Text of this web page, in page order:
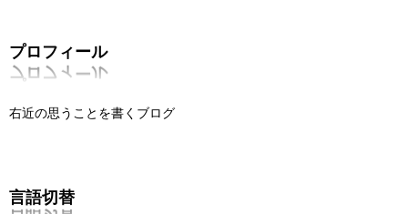
プロフィール
右近の思うことを書くブログ
言語切替